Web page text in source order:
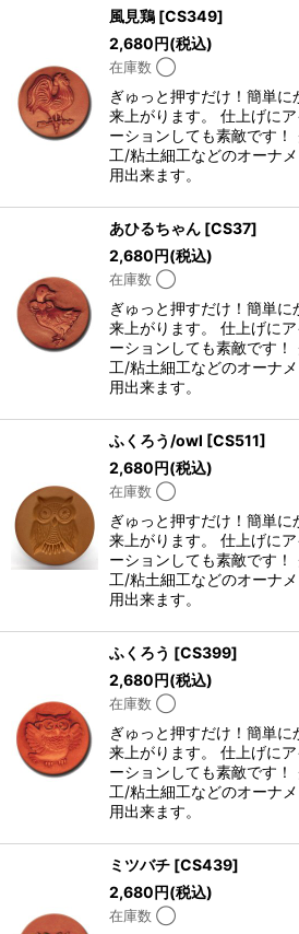
風見鶏 [CS349]
2,680円(税込)
在庫数 ◯
ぎゅっと押すだけ！簡単に
来上がります。 仕上げに
ーションしても素敵です！
工/粘土細工などのオーナ
用出来ます。
あひるちゃん [CS37]
2,680円(税込)
在庫数 ◯
ぎゅっと押すだけ！簡単に
来上がります。 仕上げに
ーションしても素敵です！
工/粘土細工などのオーナ
用出来ます。
ふくろう/owl [CS511]
2,680円(税込)
在庫数 ◯
ぎゅっと押すだけ！簡単に
来上がります。 仕上げに
ーションしても素敵です！
工/粘土細工などのオーナ
用出来ます。
ふくろう [CS399]
2,680円(税込)
在庫数 ◯
ぎゅっと押すだけ！簡単に
来上がります。 仕上げに
ーションしても素敵です！
工/粘土細工などのオーナ
用出来ます。
ミツバチ [CS439]
2,680円(税込)
在庫数 ◯